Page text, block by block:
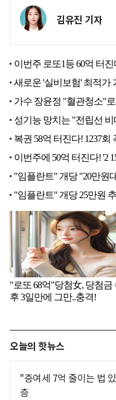
김유진 기자
오늘의 핫뉴스
"증여세 7억 줄이는 법
층